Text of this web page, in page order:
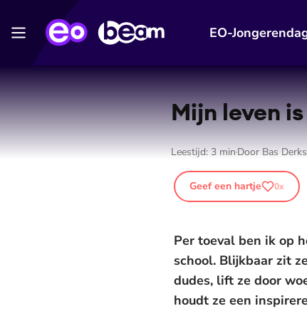
EO-
Mijn leven
Leestijd: 3 min Door Bas Derks
Geef een hartje 0x
Per toeval ben ik op
school. Blijkbaar zit
dudes, lift ze door
houdt ze een